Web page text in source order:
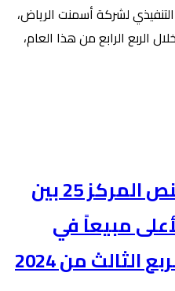
لشركة أسمنت الرياض،
الربع الرابع من هذا العام،
«أماروكس» تقتنص المركز 25 بين
مبيعاً في
الثالث من 2024